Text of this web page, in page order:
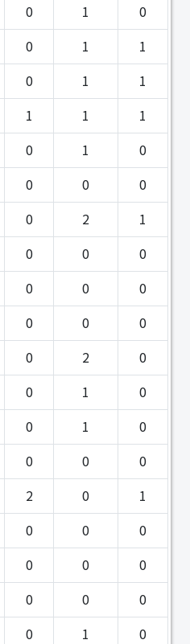
0 1 0
0 1 1
0 1 1
1 1 1
0 1 0
0 0 0
0 2 1
0 0 0
0 0 0
0 0 0
0 2 0
0 1 0
0 1 0
0 0 0
2 0 1
0 0 0
0 0 0
0 0 0
0 1 0